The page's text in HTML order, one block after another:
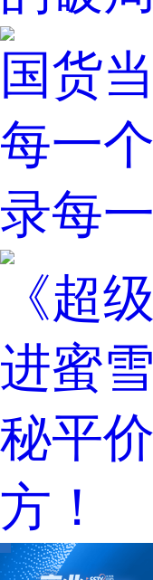
国货
每一
录每
《超
进蜜
秘平
方！